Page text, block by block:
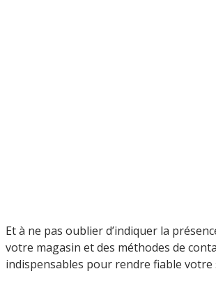
Et à ne pas oublier d’indiquer la
votre magasin et des méthodes de
indispensables pour rendre fiable